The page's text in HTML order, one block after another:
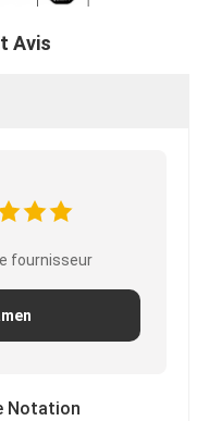
Avis
fournisseur
Notation